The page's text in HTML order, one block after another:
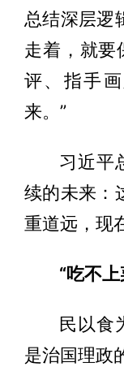
总结深层逻
走着，就要
评、指手
来。”
习近平
续的未来：
重道远，现
“吃不
民以食
是治国理政